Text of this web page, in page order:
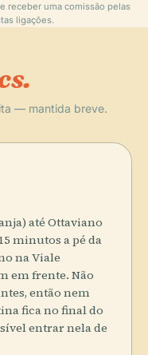
receber uma comissão pelas
ligações.
— mantida breve.
até Ottaviano
minutos a pé da
na Viale
em frente. Não
então nem
fica no final do
entrar nela de